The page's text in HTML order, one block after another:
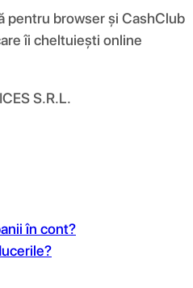
pentru browser și CashClub
îi cheltuiești online
S.R.L.
în cont?